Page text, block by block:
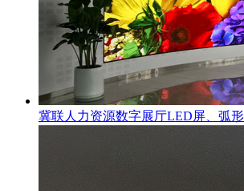
冀联人力资源数字展厅LED屏、弧